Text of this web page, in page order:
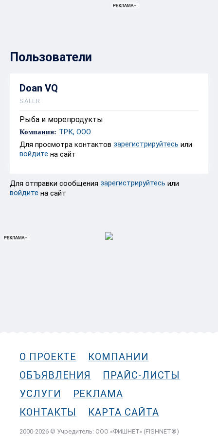
Пользователи
Doan VQ
SALER
Рыба и морепродукты
Компания: ТРК, ООО
Для просмотра контактов зарегистрируйтесь или
войдите на сайт
Для отправки сообщения зарегистрируйтесь или
войдите на сайт
О ПРОЕКТЕ
КОМПАНИИ
ОБЪЯВЛЕНИЯ
ПРАЙС-ЛИСТЫ
УСЛУГИ
РЕКЛАМА
КОНТАКТЫ
КАРТА САЙТА
2000-2026 © Учредитель: ООО «ФИШНЕТ» (FISHNET®)